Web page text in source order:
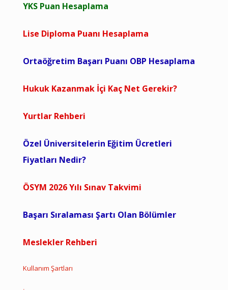
YKS Puan Hesaplama
Lise Diploma Puanı Hesaplama
Ortaöğretim Başarı Puanı OBP Hesaplama
Hukuk Kazanmak İçi Kaç Net Gerekir?
Yurtlar Rehberi
Özel Üniversitelerin Eğitim Ücretleri
Fiyatları Nedir?
ÖSYM 2026 Yılı Sınav Takvimi
Başarı Sıralaması Şartı Olan Bölümler
Meslekler Rehberi
Kullanım Şartları